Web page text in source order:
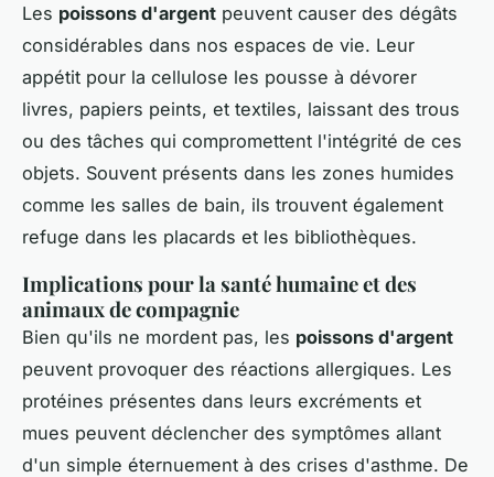
Les poissons d'argent peuvent causer des dégâts
considérables dans nos espaces de vie. Leur
appétit pour la cellulose les pousse à dévorer
livres, papiers peints, et textiles, laissant des trous
ou des tâches qui compromettent l'intégrité de ces
objets. Souvent présents dans les zones humides
comme les salles de bain, ils trouvent également
refuge dans les placards et les bibliothèques.
Implications pour la santé humaine et des
animaux de compagnie
Bien qu'ils ne mordent pas, les poissons d'argent
peuvent provoquer des réactions allergiques. Les
protéines présentes dans leurs excréments et
mues peuvent déclencher des symptômes allant
d'un simple éternuement à des crises d'asthme. De